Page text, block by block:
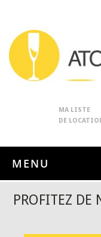
MA LISTE
DE
MENU
PROFITEZ DE